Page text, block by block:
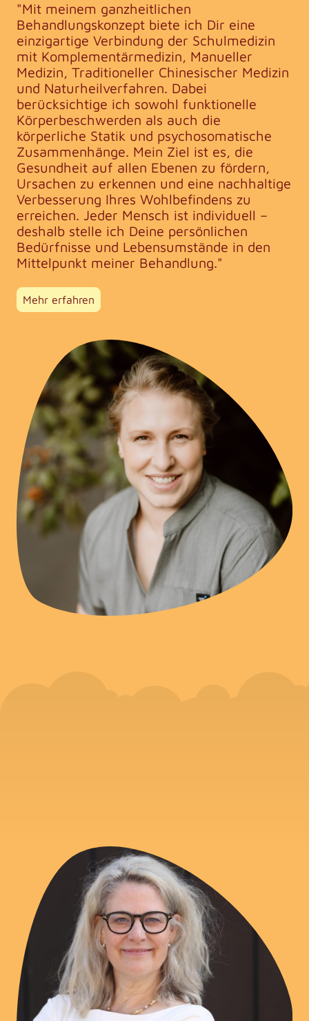
"Mit meinem ganzheitlichen
Behandlungskonzept biete ich Dir eine
einzigartige Verbindung der Schulmedizin
mit Komplementärmedizin, Manueller
Medizin, Traditioneller Chinesischer Medizin
und Naturheilverfahren. Dabei
berücksichtige ich sowohl funktionelle
Körperbeschwerden als auch die
körperliche Statik und psychosomatische
Zusammenhänge. Mein Ziel ist es, die
Gesundheit auf allen Ebenen zu fördern,
Ursachen zu erkennen und eine nachhaltige
Verbesserung Ihres Wohlbefindens zu
erreichen. Jeder Mensch ist individuell –
deshalb stelle ich Deine persönlichen
Bedürfnisse und Lebensumstände in den
Mittelpunkt meiner Behandlung."
Mehr erfahren